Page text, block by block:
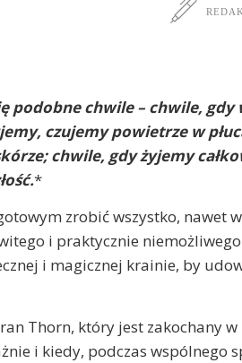
podobne chwile – chwile,
czujemy powietrze w
chwile, gdy żyjemy
*
zrobić wszystko, nawet
i praktycznie
i magicznej krainie, by
Thorn, który jest zakochany
i kiedy, podczas wspólnego